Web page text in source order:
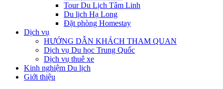
Tour Du Lịch Tâm Linh
Du lịch Hạ Long
Đặt phòng Homestay
Dịch vụ
HƯỚNG DẪN KHÁCH THAM QUAN
Dịch vụ Du học Trung Quốc
Dịch vụ thuê xe
Kinh nghiệm Du lịch
Giới thiệu